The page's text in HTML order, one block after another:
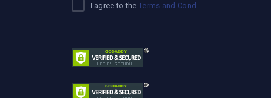
I agree to theTerms and Conditions